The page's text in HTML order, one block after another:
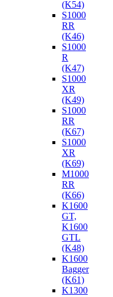
(K54)
S1000
RR
(K46)
S1000
R
(K47)
S1000
XR
(K49)
S1000
RR
(K67)
S1000
XR
(K69)
M1000
RR
(K66)
K1600
GT,
K1600
GTL
(K48)
K1600
Bagger
(K61)
K1300